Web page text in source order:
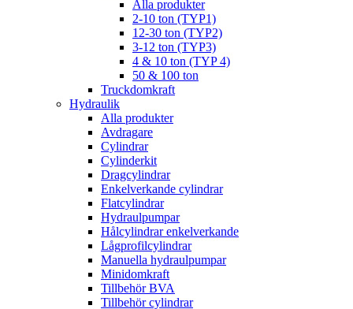
Alla produkter
2-10 ton (TYP1)
12-30 ton (TYP2)
3-12 ton (TYP3)
4 & 10 ton (TYP 4)
50 & 100 ton
Truckdomkraft
Hydraulik
Alla produkter
Avdragare
Cylindrar
Cylinderkit
Dragcylindrar
Enkelverkande cylindrar
Flatcylindrar
Hydraulpumpar
Hålcylindrar enkelverkande
Lågprofilcylindrar
Manuella hydraulpumpar
Minidomkraft
Tillbehör BVA
Tillbehör cylindrar